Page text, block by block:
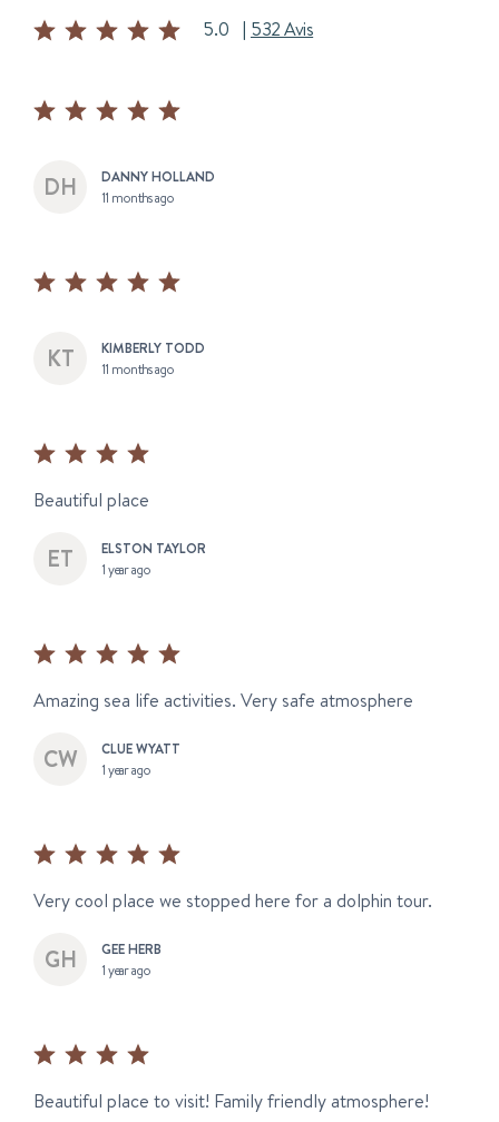
5.0 | 532 Avis
DANNY HOLLAND
11 months ago
KIMBERLY TODD
11 months ago
Beautiful place
ELSTON TAYLOR
1 year ago
Amazing sea life activities. Very safe atmosphere
CLUE WYATT
1 year ago
Very cool place we stopped here for a dolphin tour.
GEE HERB
1 year ago
Beautiful place to visit! Family friendly atmosphere!